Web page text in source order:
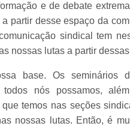
e de debate
partir desse espaço da
sindical tem
nossas lutas a partir
base. Os seminários
nós possamos,
temos nas seções
nossas lutas. Então, é